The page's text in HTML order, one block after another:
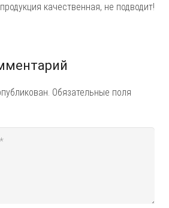
качественная, не подводит!
Обязательные поля